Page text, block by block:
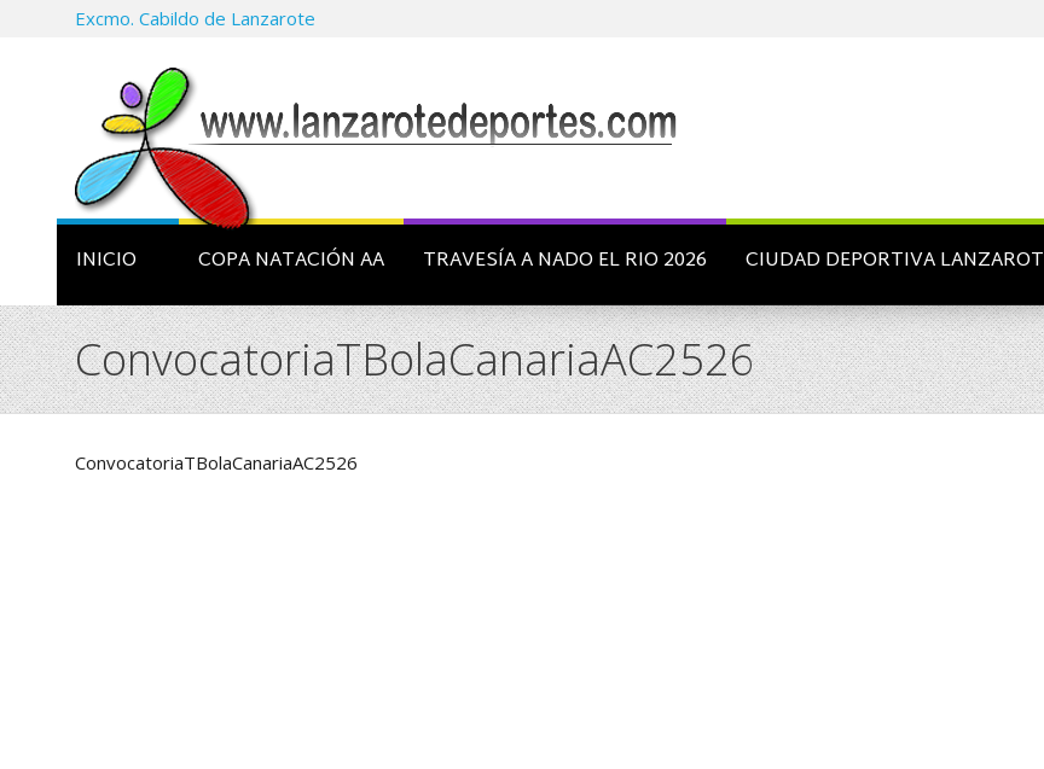
Excmo. Cabildo de Lanzarote
INICIO COPA NATACIÓN AA TRAVESÍA A NADO EL RIO 2026 CIUDAD DEPORTIVA
ConvocatoriaTBolaCanariaAC2526
ConvocatoriaTBolaCanariaAC2526